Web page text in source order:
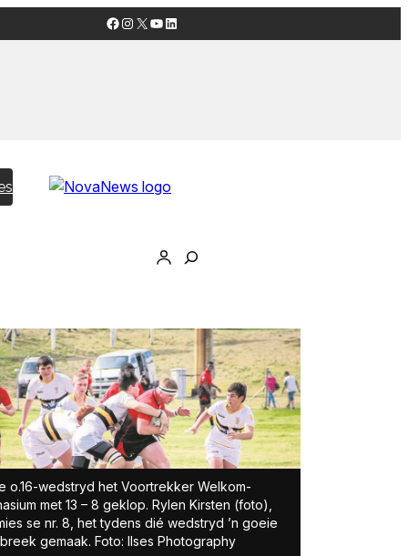
Facebook
Instagram
X YouTube
LinkedIn
o.16-wedstryd het Voortrekker Welkom-
met 13 – 8 geklop. Rylen Kirsten (foto),
se nr. 8, het tydens dié wedstryd ’n goeie
gemaak. Foto: Ilses Photography